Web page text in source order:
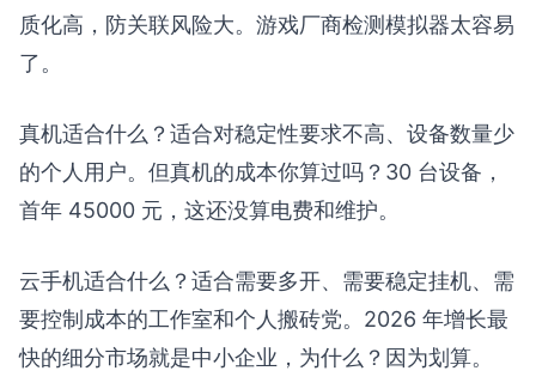
质化高，防关联风险大。游戏厂商检测模拟器太容易
了。
真机适合什么？适合对稳定性要求不高、设备数量少
的个人用户。但真机的成本你算过吗？30 台设备，
首年 45000 元，这还没算电费和维护。
云手机适合什么？适合需要多开、需要稳定挂机、需
要控制成本的工作室和个人搬砖党。2026 年增长最
快的细分市场就是中小企业，为什么？因为划算。